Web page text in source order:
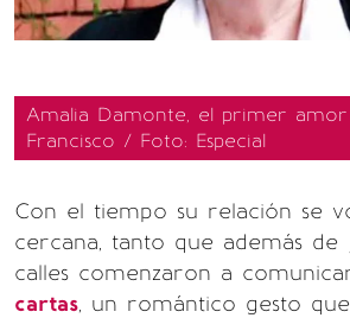
Amalia Damonte, el primer amor
Francisco / Foto: Especial
Con el tiempo su relación se
cercana, tanto que además de
calles comenzaron a
cartas, un romántico gesto